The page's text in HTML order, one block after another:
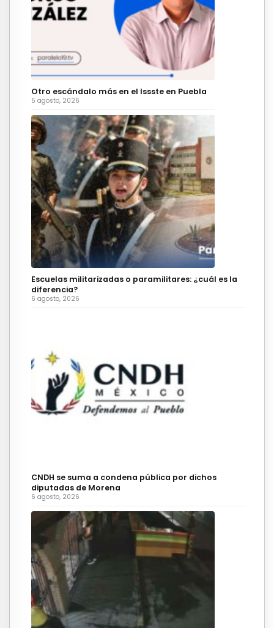
Otro escándalo más en el Issste en Puebla
5 agosto, 2026
Escuelas militarizadas o paramilitares: ¿cuál es la
diferencia?
6 agosto, 2026
CNDH se suma a condena pública por dichos
diputadas de Morena
6 agosto, 2026